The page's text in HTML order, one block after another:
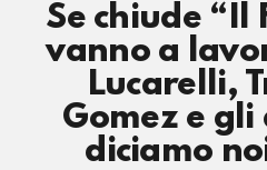
Se chiude “Il
vanno a
Lucarelli,
Gomez e gli
diciamo